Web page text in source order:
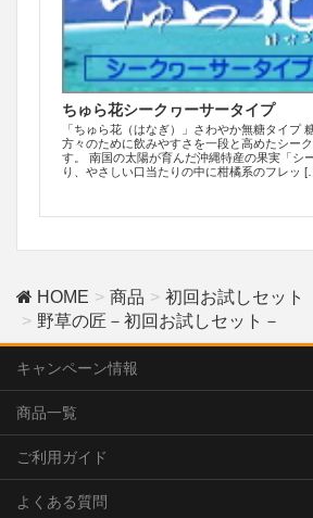
ちゅら花シークヮーサータイプ
「ちゅら花（はなぎ）」さわやか無糖タイプ
方々のために飲みやすさを一段と高めたシー
す。 南国の太陽が育んだ沖縄特産の果実「シ
り、やさしい口当たりの中に柑橘系のフレッ
HOME 商品
初回お試しセット
野草の匠－初回お試しセット－
キャンペーン情報
商品一覧
ご利用ガイド
よくある質問